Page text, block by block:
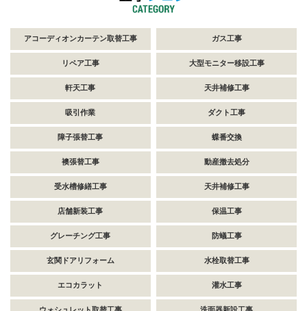
アコーディオンカーテン取替工事 ガス工事
リペア工事 大型モニター移設工事
軒天工事 天井補修工事
吸引作業 ダクト工事
障子張替工事 蝶番交換
襖張替工事 動産撤去処分
受水槽修繕工事 天井補修工事
店舗新装工事 保温工事
グレーチング工事 防蟻工事
玄関ドアリフォーム 水栓取替工事
エコカラット 灌水工事